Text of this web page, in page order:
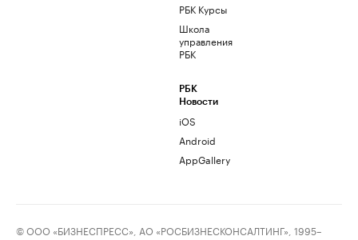
РБК Курсы
Школа
управления
РБК
РБК
Новости
iOS
Android
AppGallery
© ООО «БИЗНЕСПРЕСС», АО «РОСБИЗНЕСКОНСАЛТИНГ», 1995–